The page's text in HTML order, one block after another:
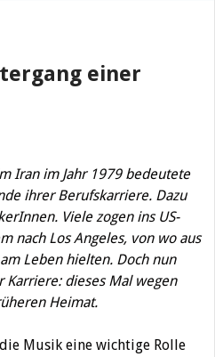
einer
Iran im Jahr 1979 bedeutete
ihrer Berufskarriere. Dazu
Viele zogen ins US-
nach Los Angeles, von wo aus
Leben hielten. Doch nun
Karriere: dieses Mal wegen
Heimat.
Musik eine wichtige Rolle